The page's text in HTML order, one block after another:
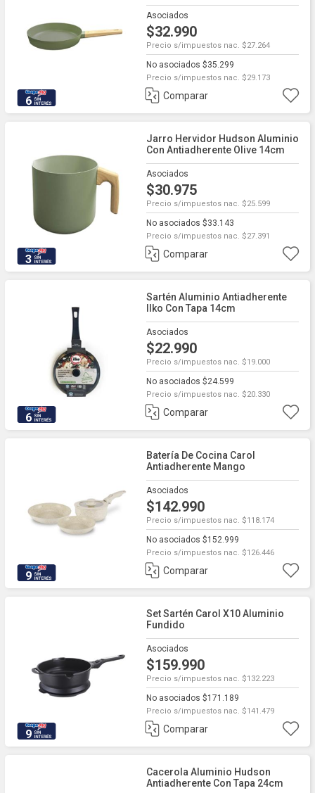
6
Asociados
$32.990
Precio s/impuestos nac. $27.264
No asociados $35.299
Precio s/impuestos nac. $29.173
Comparar
3
Jarro Hervidor Hudson Aluminio
Con Antiadherente Olive 14cm
Asociados
$30.975
Precio s/impuestos nac. $25.599
No asociados $33.143
Precio s/impuestos nac. $27.391
Comparar
6
Sartén Aluminio Antiadherente
Ilko Con Tapa 14cm
Asociados
$22.990
Precio s/impuestos nac. $19.000
No asociados $24.599
Precio s/impuestos nac. $20.330
Comparar
9
Batería De Cocina Carol
Antiadherente Mango
Desmontable 5 En 1 Beige
Asociados
$142.990
Precio s/impuestos nac. $118.174
No asociados $152.999
Precio s/impuestos nac. $126.446
Comparar
9
Set Sartén Carol X10 Aluminio
Fundido
Asociados
$159.990
Precio s/impuestos nac. $132.223
No asociados $171.189
Precio s/impuestos nac. $141.479
Comparar
Cacerola Aluminio Hudson
Antiadherente Con Tapa 24cm